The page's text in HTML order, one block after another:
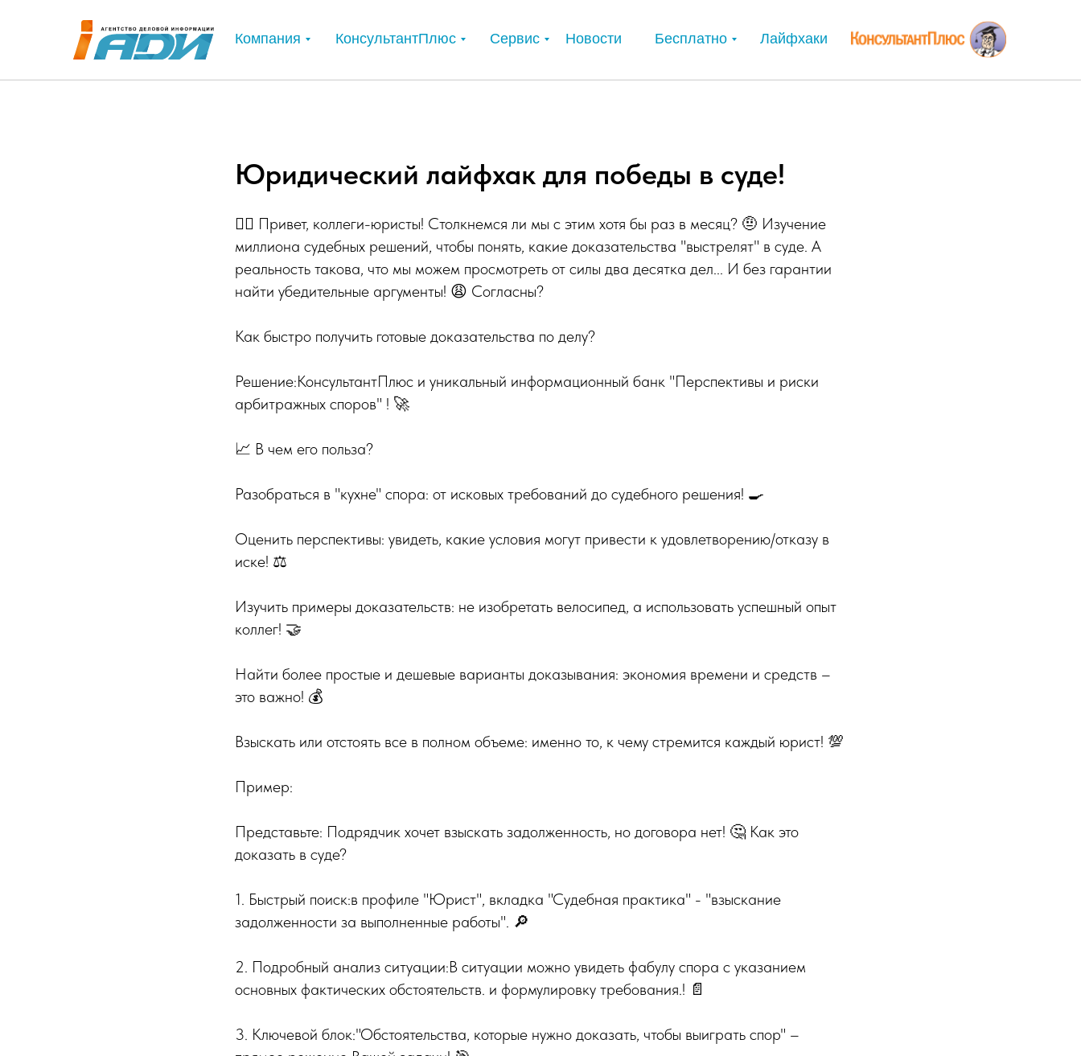
Компания КонсультантПлюс Сервис Новости Бесплатно Лайфхаки
Юридический лайфхак для победы в суде!
🙋‍♂️ Привет, коллеги-юристы! Столкнемся ли мы с этим хотя бы раз в месяц? 🤨 Изучение
миллиона судебных решений, чтобы понять, какие доказательства "выстрелят" в суде. А
реальность такова, что мы можем просмотреть от силы два десятка дел... И без гарантии
найти убедительные аргументы! 😩 Согласны?
Как быстро получить готовые доказательства по делу?
Решение:КонсультантПлюс и уникальный информационный банк "Перспективы и риски
арбитражных споров" ! 🚀
📈 В чем его польза?
Разобраться в "кухне" спора: от исковых требований до судебного решения! 🍳
Оценить перспективы: увидеть, какие условия могут привести к удовлетворению/отказу в
иске! ⚖️
Изучить примеры доказательств: не изобретать велосипед, а использовать успешный опыт
коллег! 🤝
Найти более простые и дешевые варианты доказывания: экономия времени и средств –
это важно! 💰
Взыскать или отстоять все в полном объеме: именно то, к чему стремится каждый юрист! 💯
Пример:
Представьте: Подрядчик хочет взыскать задолженность, но договора нет! 🤔 Как это
доказать в суде?
1. Быстрый поиск:в профиле "Юрист", вкладка "Судебная практика" - "взыскание
задолженности за выполненные работы". 🔎
2. Подробный анализ ситуации:В ситуации можно увидеть фабулу спора с указанием
основных фактических обстоятельств. и формулировку требования.! 📄
3. Ключевой блок:"Обстоятельства, которые нужно доказать, чтобы выиграть спор" –